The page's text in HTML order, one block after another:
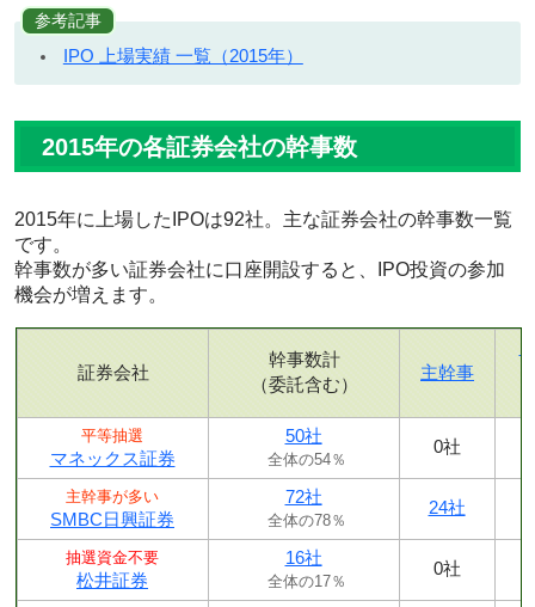
参考記事
IPO 上場実績 一覧（2015年）
2015年の各証券会社の幹事数
2015年に上場したIPOは92社。主な証券会社の幹事数一覧
です。
幹事数が多い証券会社に口座開設すると、IPO投資の参加
機会が増えます。
証券会社
幹事数計
（委託含む）
主幹事
平等抽選
マネックス証券
50社
全体の54％
0社
主幹事が多い
SMBC日興証券
72社
全体の78％
24社
抽選資金不要
松井証券
16社
全体の17％
0社